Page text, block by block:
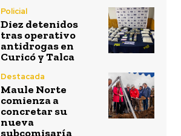
Policial
Diez detenidos
tras operativo
antidrogas en
Curicó y Talca
Destacada
Maule Norte
comienza a
concretar su
nueva
subcomisaría